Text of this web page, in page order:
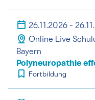
26.11.2026 -
Online Live
Bayern
Polyneuropathie
Fortbildung